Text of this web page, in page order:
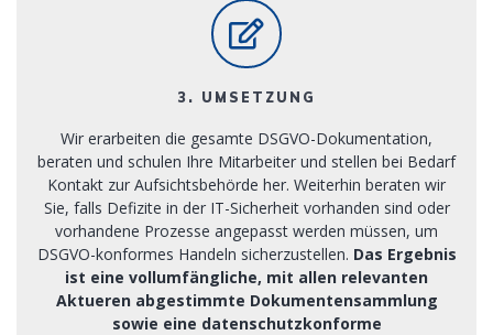
3. UMSETZUNG
Wir erarbeiten die gesamte DSGVO-Dokumentation,
beraten und schulen Ihre Mitarbeiter und stellen bei Bedarf
Kontakt zur Aufsichtsbehörde her. Weiterhin beraten wir
Sie, falls Defizite in der IT-Sicherheit vorhanden sind oder
vorhandene Prozesse angepasst werden müssen, um
DSGVO-konformes Handeln sicherzustellen. Das Ergebnis
ist eine vollumfängliche, mit allen relevanten
Aktueren abgestimmte Dokumentensammlung
sowie eine datenschutzkonforme